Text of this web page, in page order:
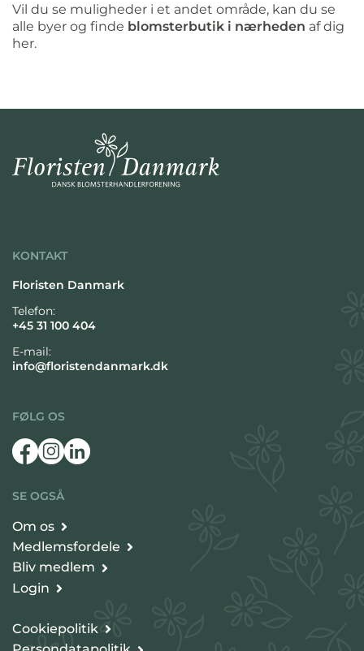
Vil du se muligheder i et andet område, kan du se
alle byer og finde blomsterbutik i nærheden af dig
her.
KONTAKT
Floristen Danmark
Telefon:
+45 31 100 404
E-mail:
info@floristendanmark.dk
FØLG OS
SE OGSÅ
Om os
Medlemsfordele
Bliv medlem
Login
Cookiepolitik